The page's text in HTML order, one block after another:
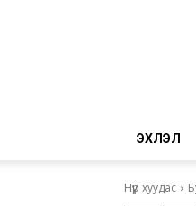
ЭХЛЭЛ
Нүүр хуудас